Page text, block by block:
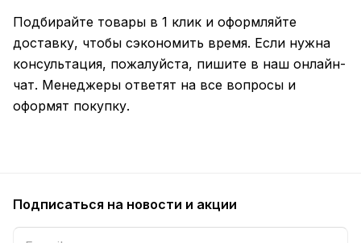
Подбирайте товары в 1 клик и оформляйте
доставку, чтобы сэкономить время. Если нужна
консультация, пожалуйста, пишите в наш онлайн-
чат. Менеджеры ответят на все вопросы и
оформят покупку.
Подписаться на новости и акции